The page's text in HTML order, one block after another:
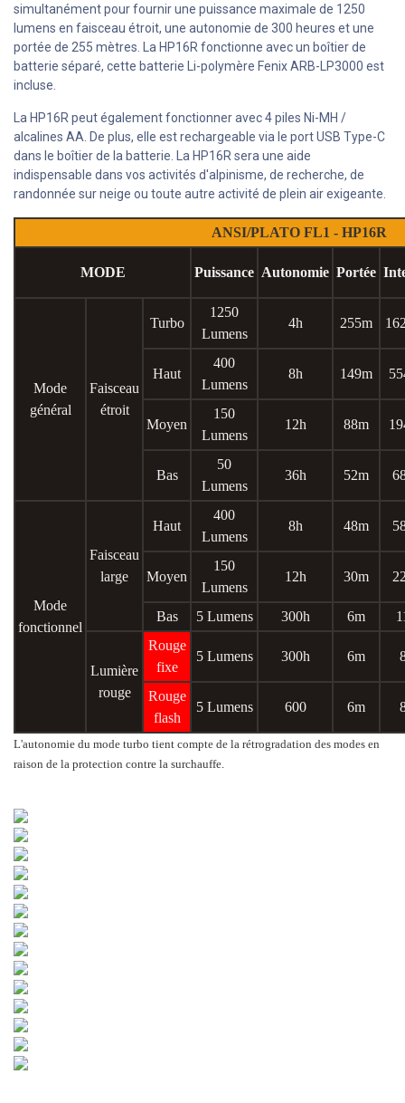
simultanément pour fournir une puissance maximale de 1250
lumens en faisceau étroit, une autonomie de 300 heures et une
portée de 255 mètres. La HP16R fonctionne avec un boîtier de
batterie séparé, cette batterie Li-polymère Fenix ARB-LP3000 est
incluse.
La HP16R peut également fonctionner avec 4 piles Ni-MH /
alcalines AA. De plus, elle est rechargeable via le port USB Type-C
dans le boîtier de la batterie. La HP16R sera une aide
indispensable dans vos activités d'alpinisme, de recherche, de
randonnée sur neige ou toute autre activité de plein air exigeante.
ANSI/PLATO FL1 - HP16R
MODE Puissance Autonomie Portée
Mode
général
Faisceau
étroit
Turbo
1250
Lumens
4h 255m
Haut
400
Lumens
8h 149m
Moyen
150
Lumens
12h 88m
Bas
50
Lumens
36h 52m
Mode
fonctionnel
Faisceau
large
Haut
400
Lumens
8h 48m
Moyen
150
Lumens
12h 30m
Bas 5 Lumens 300h 6m
Lumière
rouge
Rouge
fixe
5 Lumens 300h 6m
Rouge
flash
5 Lumens 600 6m
L'autonomie du mode turbo tient compte de la rétrogradation des modes en
raison de la protection contre la surchauffe.